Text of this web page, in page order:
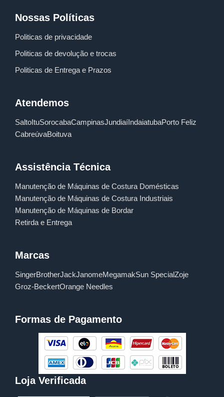
Nossas Políticas
Politicas de privacidade
Politicas de devolução e trocas
Politicas de Entrega e Prazos
Atendemos
Salto ItuSorocabaCampinasJundiaí IndaiatubaPorto Feliz
CabreúvaBoituva
Assistência Técnica
Manutenção de Máquinas de Costura Domésticas
Manutenção de Máquinas de Costura Industriais
Manutenção de Máquinas de Bordar
Retirda e Entrega
Marcas
SingerBrotherJackJanomeMegamakSun SpecialZoje
Groz-BeckertOrange Needles
Formas de Pagamento
Loja Verificada